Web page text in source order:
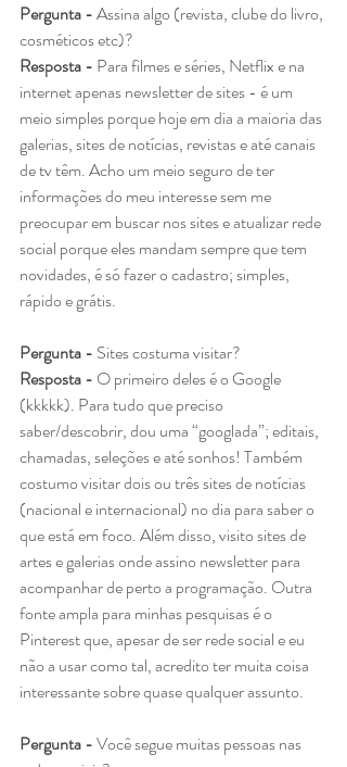
Pergunta - Assina algo (revista, clube do livro,
cosméticos etc)?
Resposta - Para filmes e séries, Netflix e na
internet apenas newsletter de sites - é um
meio simples porque hoje em dia a maioria das
galerias, sites de notícias, revistas e até canais
de tv têm. Acho um meio seguro de ter
informações do meu interesse sem me
preocupar em buscar nos sites e atualizar rede
social porque eles mandam sempre que tem
novidades, é só fazer o cadastro; simples,
rápido e grátis.
Pergunta - Sites costuma visitar?
Resposta - O primeiro deles é o Google
(kkkkk). Para tudo que preciso
saber/descobrir, dou uma “googlada”; editais,
chamadas, seleções e até sonhos! Também
costumo visitar dois ou três sites de notícias
(nacional e internacional) no dia para saber o
que está em foco. Além disso, visito sites de
artes e galerias onde assino newsletter para
acompanhar de perto a programação. Outra
fonte ampla para minhas pesquisas é o
Pinterest que, apesar de ser rede social e eu
não a usar como tal, acredito ter muita coisa
interessante sobre quase qualquer assunto.
Pergunta - Você segue muitas pessoas nas